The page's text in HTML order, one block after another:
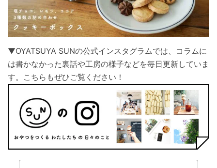
▼OYATSUYA SUNの公式インスタグラムでは、コラムに
は書かなかった裏話や工房の様子などを毎日更新していま
す。こちらもぜひご覧ください！